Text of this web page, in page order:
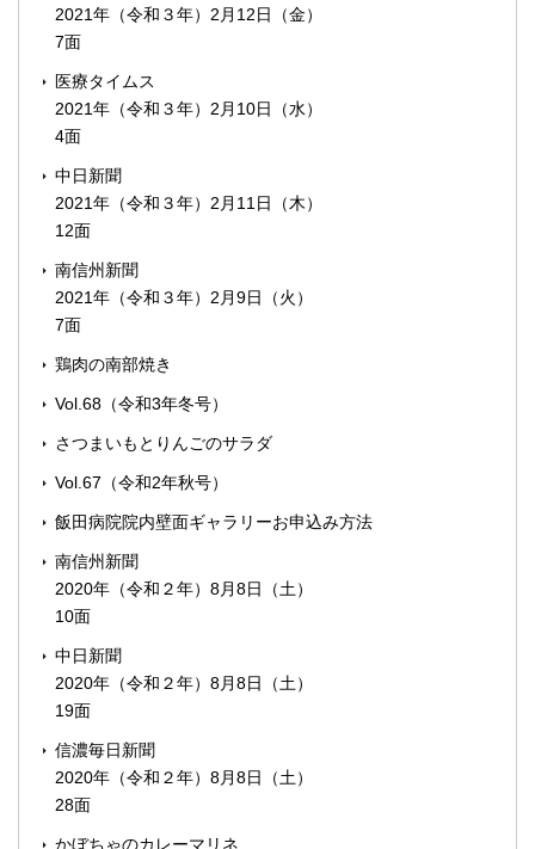
2021年（令和３年）2月12日（金）
7面
医療タイムス
2021年（令和３年）2月10日（水）
4面
中日新聞
2021年（令和３年）2月11日（木）
12面
南信州新聞
2021年（令和３年）2月9日（火）
7面
鶏肉の南部焼き
Vol.68（令和3年冬号）
さつまいもとりんごのサラダ
Vol.67（令和2年秋号）
飯田病院院内壁面ギャラリーお申込み方法
南信州新聞
2020年（令和２年）8月8日（土）
10面
中日新聞
2020年（令和２年）8月8日（土）
19面
信濃毎日新聞
2020年（令和２年）8月8日（土）
28面
かぼちゃのカレーマリネ